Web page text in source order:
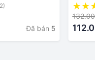
vệ An ninh
Bảo vệ
vệ Ô tô Bên
kiện Fender
Đã bán 5
Đa
Dán
Tô